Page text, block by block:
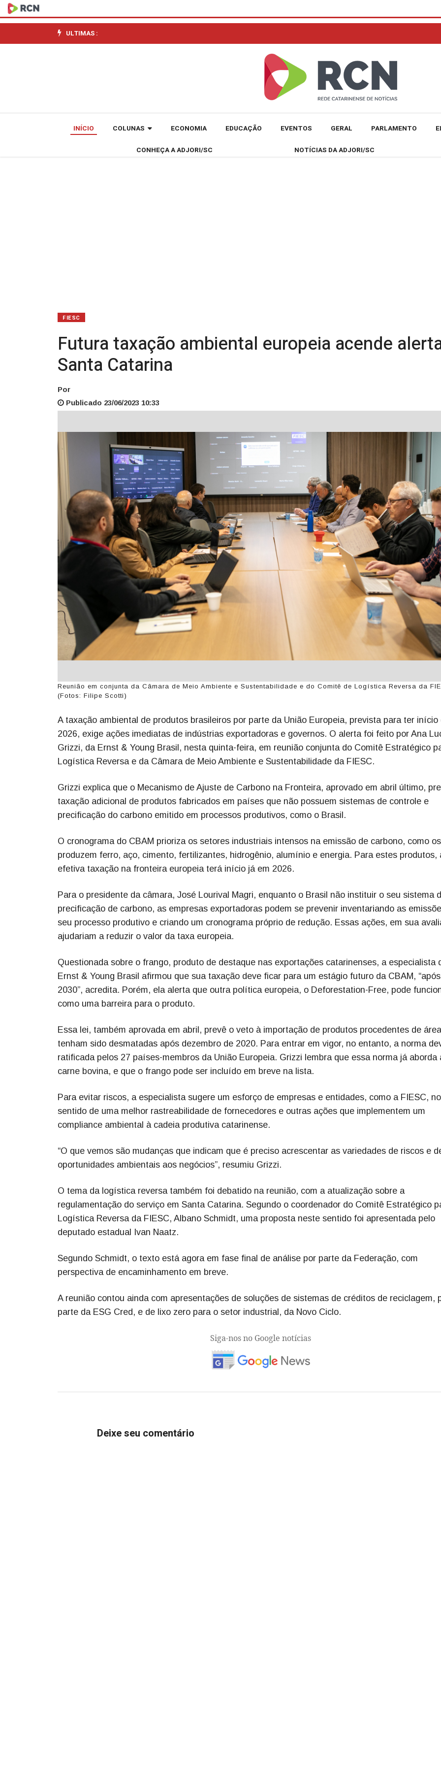
Futura
taxação
ambiental
alerta
ULTIMAS :
INÍCIO COLUNAS ECONOMIA EDUCAÇÃO EVENTOS GERAL PARLAMENTO
CONHEÇA A ADJORI/SC NOTÍCIAS DA ADJORI/SC
FIESC
Futura taxação ambiental europeia acende
Santa Catarina
Por
Publicado 23/06/2023 10:33
Reunião em conjunta da Câmara de Meio Ambiente e Sustentabilidade e do Comitê de Logística Reversa da
(Fotos: Filipe Scotti)
A taxação ambiental de produtos brasileiros por parte da União Europeia, prevista para ter início
2026, exige ações imediatas de indústrias exportadoras e governos. O alerta foi feito por Ana
Grizzi, da Ernst & Young Brasil, nesta quinta-feira, em reunião conjunta do Comitê Estratégico
Logística Reversa e da Câmara de Meio Ambiente e Sustentabilidade da FIESC.
Grizzi explica que o Mecanismo de Ajuste de Carbono na Fronteira, aprovado em abril último,
taxação adicional de produtos fabricados em países que não possuem sistemas de controle e
precificação do carbono emitido em processos produtivos, como o Brasil.
O cronograma do CBAM prioriza os setores industriais intensos na emissão de carbono, como
produzem ferro, aço, cimento, fertilizantes, hidrogênio, alumínio e energia. Para estes produtos,
efetiva taxação na fronteira europeia terá início já em 2026.
Para o presidente da câmara, José Lourival Magri, enquanto o Brasil não instituir o seu sistema
precificação de carbono, as empresas exportadoras podem se prevenir inventariando as
seu processo produtivo e criando um cronograma próprio de redução. Essas ações, em sua
ajudariam a reduzir o valor da taxa europeia.
Questionada sobre o frango, produto de destaque nas exportações catarinenses, a especialista
Ernst & Young Brasil afirmou que sua taxação deve ficar para um estágio futuro da CBAM, “após
2030”, acredita. Porém, ela alerta que outra política europeia, o Deforestation-Free, pode
como uma barreira para o produto.
Essa lei, também aprovada em abril, prevê o veto à importação de produtos procedentes de
tenham sido desmatadas após dezembro de 2020. Para entrar em vigor, no entanto, a norma
ratificada pelos 27 países-membros da União Europeia. Grizzi lembra que essa norma já aborda
carne bovina, e que o frango pode ser incluído em breve na lista.
Para evitar riscos, a especialista sugere um esforço de empresas e entidades, como a FIESC, no
sentido de uma melhor rastreabilidade de fornecedores e outras ações que implementem um
compliance ambiental à cadeia produtiva catarinense.
“O que vemos são mudanças que indicam que é preciso acrescentar as variedades de riscos e
oportunidades ambientais aos negócios”, resumiu Grizzi.
O tema da logística reversa também foi debatido na reunião, com a atualização sobre a
regulamentação do serviço em Santa Catarina. Segundo o coordenador do Comitê Estratégico
Logística Reversa da FIESC, Albano Schmidt, uma proposta neste sentido foi apresentada pelo
deputado estadual Ivan Naatz.
Segundo Schmidt, o texto está agora em fase final de análise por parte da Federação, com
perspectiva de encaminhamento em breve.
A reunião contou ainda com apresentações de soluções de sistemas de créditos de reciclagem,
parte da ESG Cred, e de lixo zero para o setor industrial, da Novo Ciclo.
Siga-nos no Google notícias
Deixe seu comentário